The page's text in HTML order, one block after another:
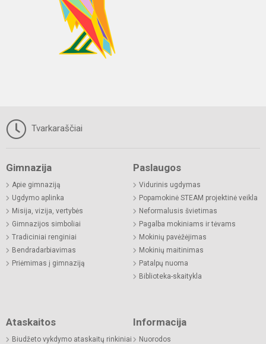
Tvarkaraščiai
Gimnazija
Apie gimnaziją
Ugdymo aplinka
Misija, vizija, vertybės
Gimnazijos simboliai
Tradiciniai renginiai
Bendradarbiavimas
Priėmimas į gimnaziją
Paslaugos
Vidurinis ugdymas
Popamokinė STEAM projektinė veikla
Neformalusis švietimas
Pagalba mokiniams ir tėvams
Mokinių pavėžėjimas
Mokinių maitinimas
Patalpų nuoma
Biblioteka-skaitykla
Ataskaitos
Biudžeto vykdymo ataskaitų rinkiniai
Informacija
Nuorodos